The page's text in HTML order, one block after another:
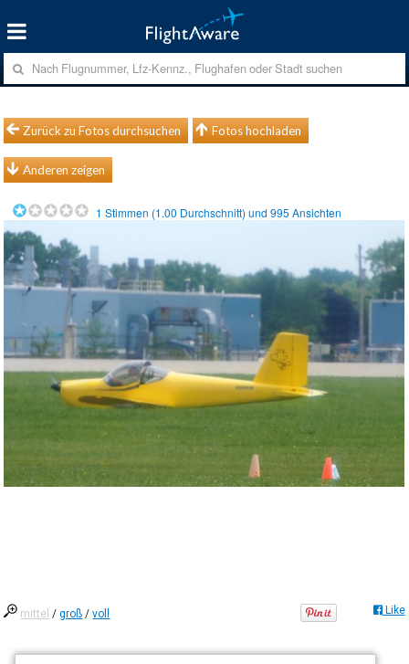
Zurück zu Fotos durchsuchen Fotos hochladen
Anderen zeigen
1 Stimmen (1.00 Durchschnitt) und995 Ansichten
mittel /groß /voll Like